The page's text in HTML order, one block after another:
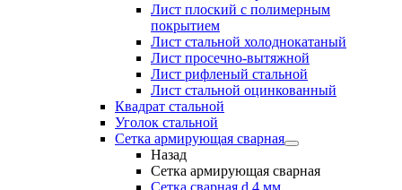
Лист плоский с полимерным
покрытием
Лист стальной холоднокатаный
Лист просечно-вытяжной
Лист рифленый стальной
Лист стальной оцинкованный
Квадрат стальной
Уголок стальной
Сетка армирующая сварная
Назад
Сетка армирующая сварная
Сетка сварная d 4 мм